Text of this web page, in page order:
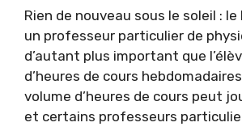
Rien de nouveau sous le soleil :
un professeur particulier de
d’autant plus important que
d’heures de cours
volume d’heures de cours peut
et certains professeurs